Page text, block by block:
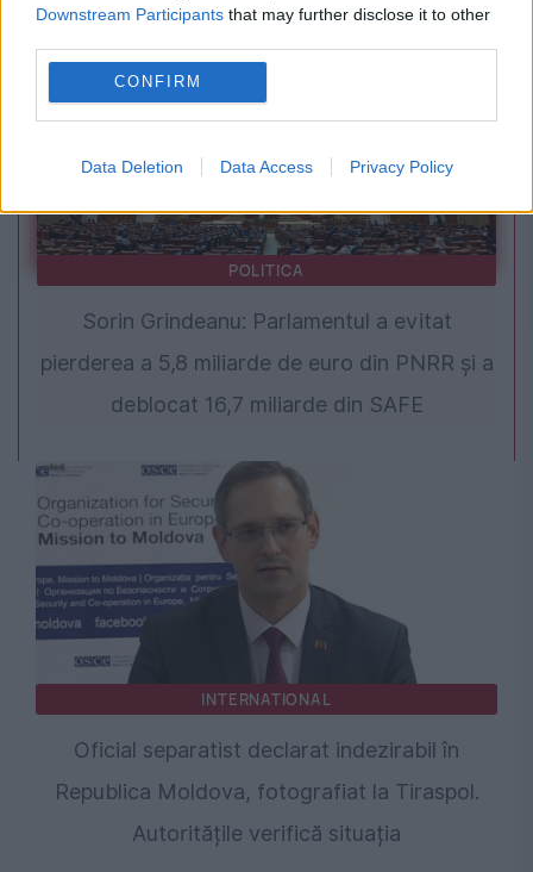
Downstream Participants that may further disclose it to other
CONFIRM
Data Deletion Data Access Privacy Policy
POLITICA
Sorin Grindeanu: Parlamentul a evitat
pierderea a 5,8 miliarde de euro din PNRR și a
deblocat 16,7 miliarde din SAFE
INTERNATIONAL
Oficial separatist declarat indezirabil în
Republica Moldova, fotografiat la Tiraspol.
Autoritățile verifică situația